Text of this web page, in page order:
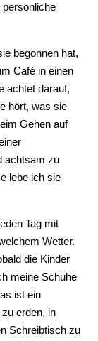
persönliche
begonnen hat,
Café in einen
achtet darauf,
hört, was sie
Gehen auf
achtsam zu
lebe ich sie
Tag mit
Wetter.
die Kinder
meine Schuhe
ist ein
erden, in
Schreibtisch zu